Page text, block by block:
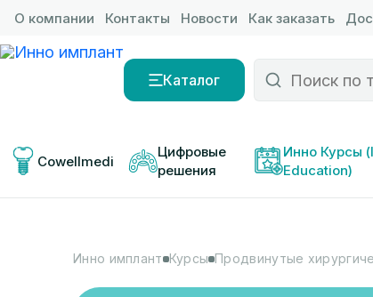
О компании Контакты Новости Как заказать
Каталог
Cowellmedi
Цифровые
решения
Инно Курсы
Education)
Инно имплант Курсы Продвинутые